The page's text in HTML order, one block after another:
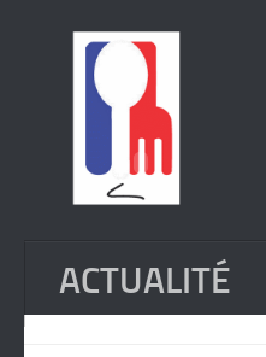
ACTUALITÉ